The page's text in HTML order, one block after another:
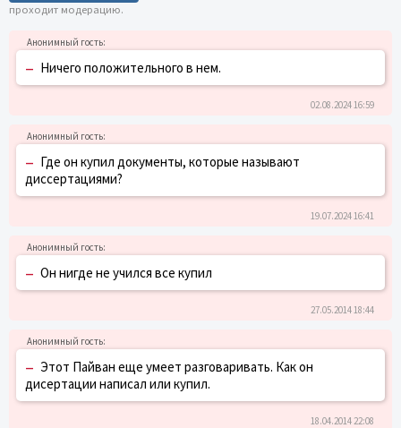
проходит модерацию.
– Ничего положительного в нем.
02.08.2024 16:59
– Где он купил документы, которые называют
диссертациями?
19.07.2024 16:41
– Он нигде не учился все купил
27.05.2014 18:44
– Этот Пайван еще умеет разговаривать. Как он
дисертации написал или купил.
18.04.2014 22:08